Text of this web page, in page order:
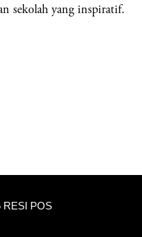
sekolah yang inspiratif.
RESI POS